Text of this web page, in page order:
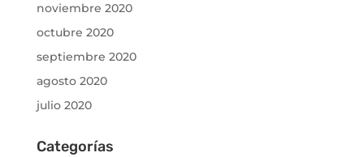
noviembre 2020
octubre 2020
septiembre 2020
agosto 2020
julio 2020
Categorías